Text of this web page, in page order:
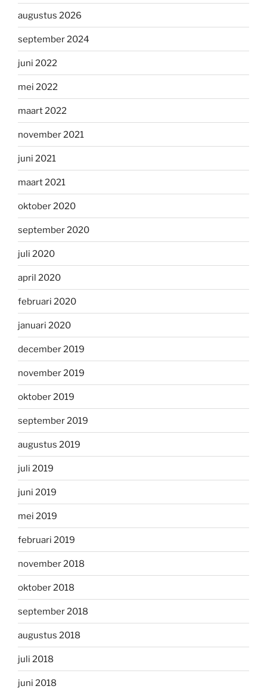
augustus 2026
september 2024
juni 2022
mei 2022
maart 2022
november 2021
juni 2021
maart 2021
oktober 2020
september 2020
juli 2020
april 2020
februari 2020
januari 2020
december 2019
november 2019
oktober 2019
september 2019
augustus 2019
juli 2019
juni 2019
mei 2019
februari 2019
november 2018
oktober 2018
september 2018
augustus 2018
juli 2018
juni 2018